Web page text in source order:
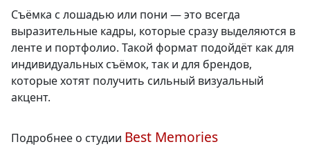
Съёмка с лошадью или пони — это всегда
выразительные кадры, которые сразу выделяются в
ленте и портфолио. Такой формат подойдёт как для
индивидуальных съёмок, так и для брендов,
которые хотят получить сильный визуальный
акцент.
Подробнее о студии Best Memories